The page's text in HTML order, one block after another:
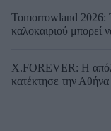
Tomorrowland 2026:
καλοκαιριού μπορεί
X.FOREVER: Η
κατέκτησε την Αθήνα